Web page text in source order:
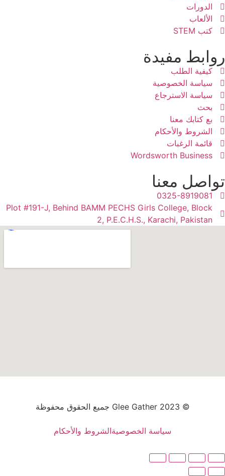
الدورات
الألعاب
كتب STEM
روابط مفيدة
كيفية الطلب
سياسة الخصوصية
سياسة الاسترجاع
بحث
بع كتابك معنا
الشروط والأحكام
قائمة الرغبات
Wordsworth Business
تواصل معنا
0325-8919081
Plot #191-J, Behind BAMM PECHS Girls College, Block
2, P.E.C.H.S., Karachi, Pakistan
© 2023 Glee Gather جميع الحقوق محفوظة
سياسة الخصوصيةالشروط والأحكام